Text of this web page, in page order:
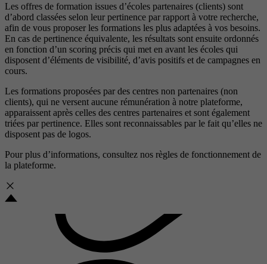
Les offres de formation issues d’écoles partenaires (clients) sont
d’abord classées selon leur pertinence par rapport à votre recherche,
afin de vous proposer les formations les plus adaptées à vos besoins.
En cas de pertinence équivalente, les résultats sont ensuite ordonnés
en fonction d’un scoring précis qui met en avant les écoles qui
disposent d’éléments de visibilité, d’avis positifs et de campagnes en
cours.
Les formations proposées par des centres non partenaires (non
clients), qui ne versent aucune rémunération à notre plateforme,
apparaissent après celles des centres partenaires et sont également
triées par pertinence. Elles sont reconnaissables par le fait qu’elles ne
disposent pas de logos.
Pour plus d’informations, consultez nos règles de fonctionnement de
la plateforme.